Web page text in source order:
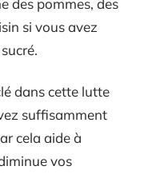
des pommes, des
si vous avez
dans cette lutte
suffisamment
cela aide à
vos